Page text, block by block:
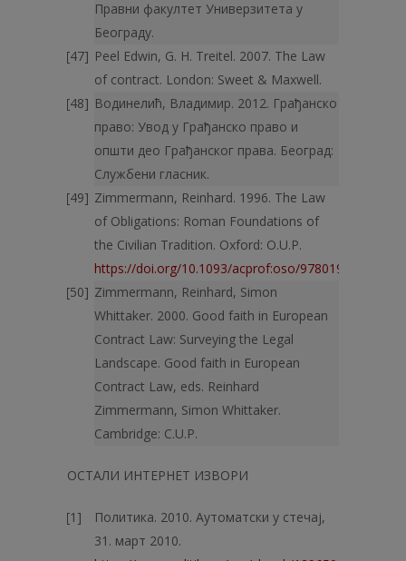
Правни факултет Универзитета у
Београду.
Peel Edwin, G. H. Treitel. 2007. The Law
of contract. London: Sweet & Maxwell.
Водинелић, Владимир. 2012. Грађанско
право: Увод у Грађанско право и
општи део Грађанског права. Београд:
Службени гласник.
Zimmermann, Reinhard. 1996. The Law
of Obligations: Roman Foundations of
the Civilian Tradition. Oxford: O.U.P.
https://doi.org/10.1093/acprof:oso/
Zimmermann, Reinhard, Simon
Whittaker. 2000. Good faith in Euro­pean
Contract Law: Surveying the Legal
Landscape. Good faith in Euro­pean
Contract Law, eds. Reinhard
Zimmermann, Simon Whittaker.
Cambridge: C.U.P.
ОСТАЛИ ИНТЕРНЕТ ИЗВОРИ
Политика. 2010. Аутоматски у стечај,
31. март 2010.